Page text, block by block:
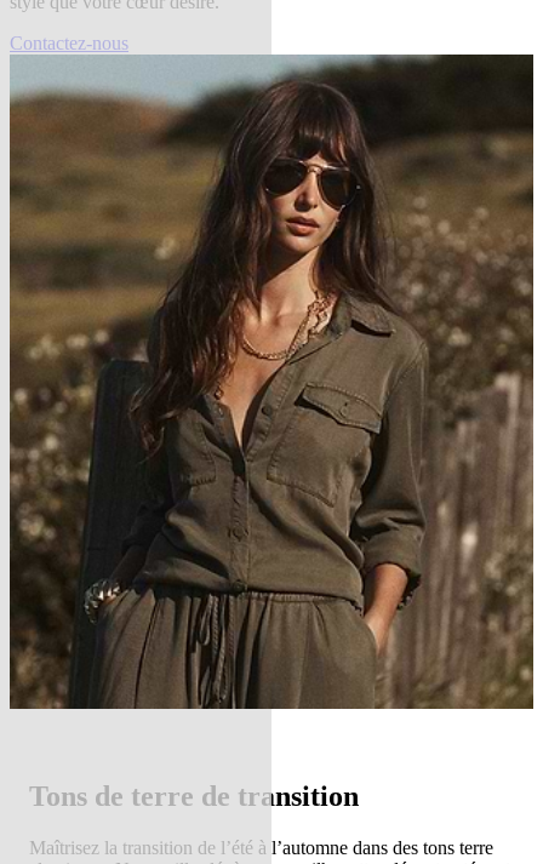
Contactez-nous
Tons de terre de transition
Maîtrisez la transition de l’été à l’automne dans des tons terre